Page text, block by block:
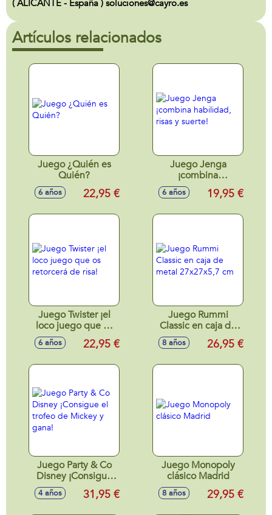
( ALICANTE - España ) soluciones@cayro.es
Artículos relacionados
Juego ¿Quién es
Quién?
6 años 22,95 €
Juego Jenga
¡combina
habilidad, risas y
suerte!
6 años 19,95 €
Juego Twister ¡el
loco juego que os
retorcerá de risa!
6 años 22,95 €
Juego Rummi
Classic en caja de
metal 27x27x5,7
8 años 26,95 €
Juego Party & Co
Disney ¡Consigue
el trofeo de Mickey
y gana!
4 años 31,95 €
Juego Monopoly
clásico Madrid
8 años 29,95 €